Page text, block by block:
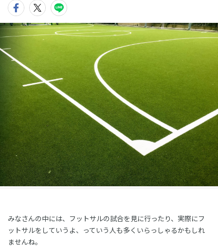
みなさんの中には、フットサルの試合を見に行ったり、実際にフ
ットサルをしていうよ、っていう人も多くいらっしゃるかもしれ
ませんね。